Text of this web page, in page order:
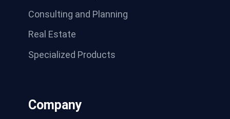
Consulting and Planning
Real Estate
Specialized Products
Company